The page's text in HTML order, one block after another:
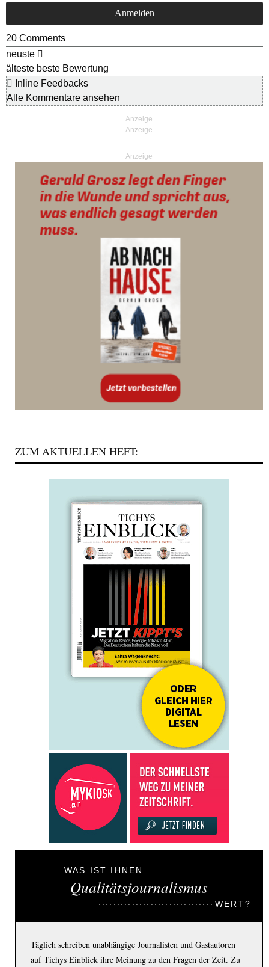
20 Comments
neuste
älteste beste Bewertung
Inline Feedbacks
Alle Kommentare ansehen
Anzeige
ZUM AKTUELLEN HEFT:
WAS IST IHNEN
Qualitätsjournalismus
WERT?
Täglich schreiben unabhängige Journalisten und Gastautoren
auf Tichys Einblick ihre Meinung zu den Fragen der Zeit. Zu